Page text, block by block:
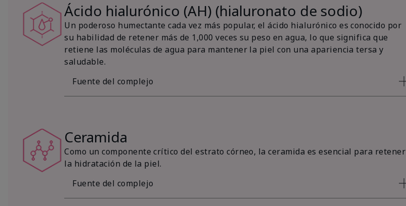
Ácido hialurónico (AH) (hialuronato de sodio)
Un poderoso humectante cada vez más popular, el ácido hialurónico es conocido por
su habilidad de retener más de 1,000 veces su peso en agua, lo que significa que
retiene las moléculas de agua para mantener la piel con una apariencia tersa y
saludable.
Fuente del complejo
Ceramida
Como un componente crítico del estrato córneo, la ceramida es esencial para retener
la hidratación de la piel.
Fuente del complejo